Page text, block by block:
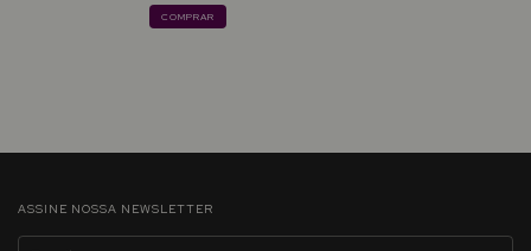
COMPRAR
ASSINE NOSSA NEWSLETTER